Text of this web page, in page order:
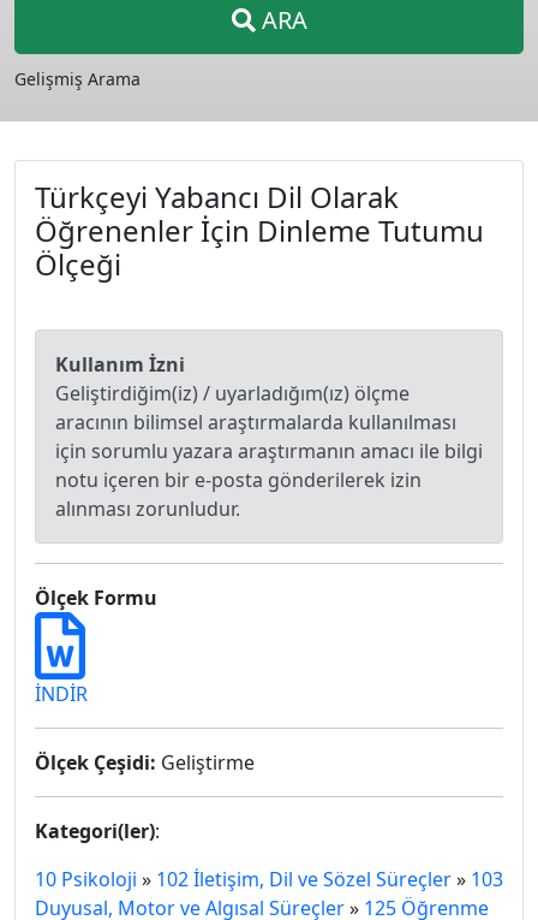
ARA
Gelişmiş Arama
Türkçeyi Yabancı Dil Olarak
Öğrenenler İçin Dinleme Tutumu
Ölçeği
Kullanım İzni
Geliştirdiğim(iz) / uyarladığım(ız) ölçme
aracının bilimsel araştırmalarda kullanılması
için sorumlu yazara araştırmanın amacı ile bilgi
notu içeren bir e-posta gönderilerek izin
alınması zorunludur.
Ölçek Formu
İNDİR
Ölçek Çeşidi: Geliştirme
Kategori(ler):
10 Psikoloji » 102 İletişim, Dil ve Sözel Süreçler» 103
Duyusal, Motor ve Algısal Süreçler» 125 Öğrenme